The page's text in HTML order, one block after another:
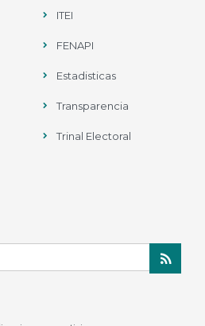
ITEI
FENAPI
Estadisticas
Transparencia
Trinal Electoral